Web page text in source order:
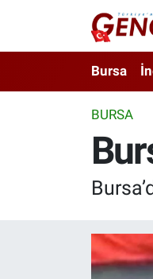
Bursa
BURSA
3.SAYFA
Ekonomi
Nöbetçi Eczaneler
Trafik Durumu
Süper Lig Puan
Son Dakika